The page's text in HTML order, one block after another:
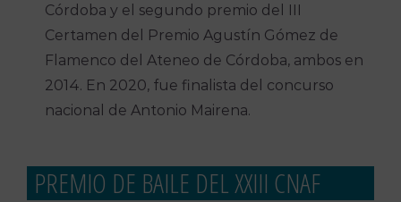
Córdoba y el segundo premio del III
Certamen del Premio Agustín Gómez de
Flamenco del Ateneo de Córdoba, ambos en
2014. En 2020, fue finalista del concurso
nacional de Antonio Mairena.
PREMIO DE BAILE DEL XXIII CNAF